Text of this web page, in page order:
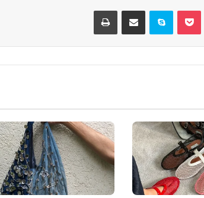
بوكيت سكايب مشاركة عبر البريد طباعة